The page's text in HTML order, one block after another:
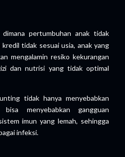
dimana pertumbuhan anak tidak
tidak sesuai usia, anak yang
mengalamin resiko kekurangan
dan nutrisi yang tidak optimal
tidak hanya menyebabkan
menyebabkan gangguan
imun yang lemah, sehingga
infeksi.